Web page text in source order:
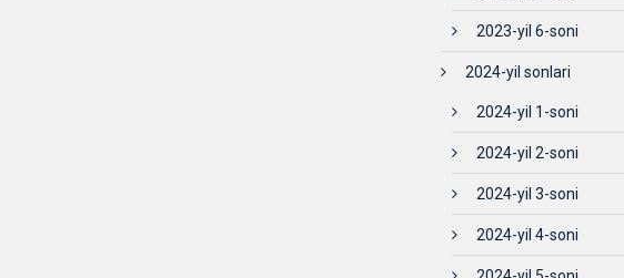
2023-yil 6-soni
2024-yil sonlari
2024-yil 1-soni
2024-yil 2-soni
2024-yil 3-soni
2024-yil 4-soni